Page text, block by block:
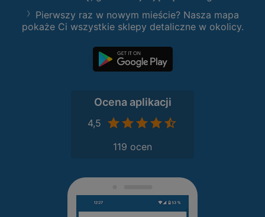
Pierwszy raz w nowym mieście? Nasza mapa
pokaże Ci wszystkie sklepy detaliczne w okolicy.
Ocena aplikacji
4,5
119 ocen